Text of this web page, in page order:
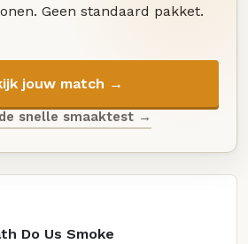
Geen standaard pakket.
jouw match →
snelle smaaktest →
Do Us Smoke